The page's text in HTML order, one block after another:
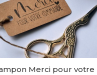
Merci pour votre